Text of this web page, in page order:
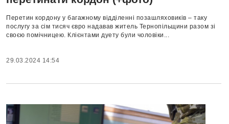
Перетин кордону у багажному відділенні позашляховиків – таку
послугу за сім тисяч євро надавав житель Тернопільщини разом зі
своєю помічницею. Клієнтами дуету були чоловіки...
29.03.2024 14:54